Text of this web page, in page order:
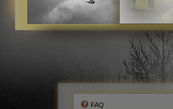
FAQ